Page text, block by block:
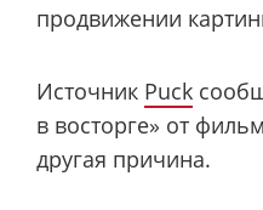
продвижении
Источник Puck
в восторге» от
другая причина.